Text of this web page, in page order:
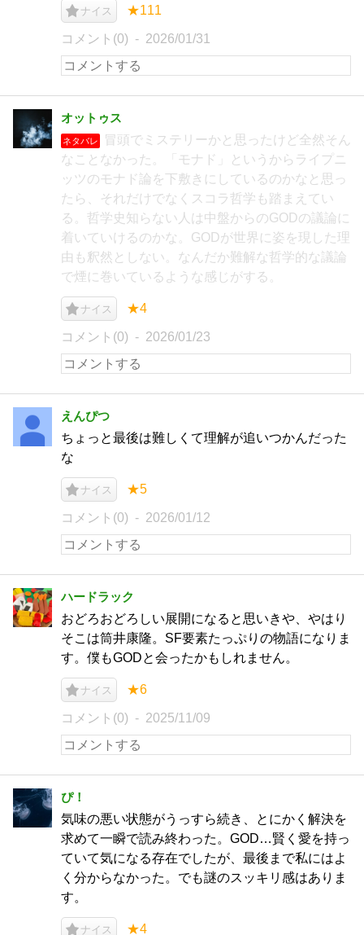
ナイス ★111
コメント(0) 2026/01/31
オットゥス
ネタバレ
冒頭でミステリーかと思ったけど全然そん
なことなかった。「モナド」というからライプニ
ッツのモナド論を下敷きにしているのかなと思っ
たら、それだけでなくスコラ哲学も踏まえてい
る。哲学史知らない人は中盤からのGODの議論に
着いていけるのかな。GODが世界に姿を現した理
由も釈然としない。なんだか難解な哲学的な議論
で煙に巻いているような感じがする。
ナイス ★4
コメント(0) 2026/01/23
えんぴつ
ちょっと最後は難しくて理解が追いつかんだった
な
ナイス ★5
コメント(0) 2026/01/12
ハードラック
おどろおどろしい展開になると思いきや、やはり
そこは筒井康隆。SF要素たっぷりの物語になりま
す。僕もGODと会ったかもしれません。
ナイス ★6
コメント(0) 2025/11/09
ぴ！
気味の悪い状態がうっすら続き、とにかく解決を
求めて一瞬で読み終わった。GOD…賢く愛を持っ
ていて気になる存在でしたが、最後まで私にはよ
く分からなかった。でも謎のスッキリ感はありま
す。
ナイス ★4